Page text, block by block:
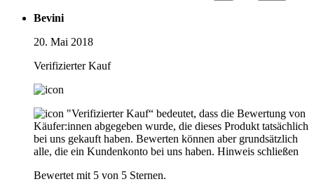
Bevini
20. Mai 2018
Verifizierter Kauf
"Verifizierter Kauf“ bedeutet, dass die Bewertung von
Käufer:innen abgegeben wurde, die dieses Produkt tatsächlich
bei uns gekauft haben. Bewerten können aber grundsätzlich
alle, die ein Kundenkonto bei uns haben. Hinweis schließen
Bewertet mit 5 von 5 Sternen.